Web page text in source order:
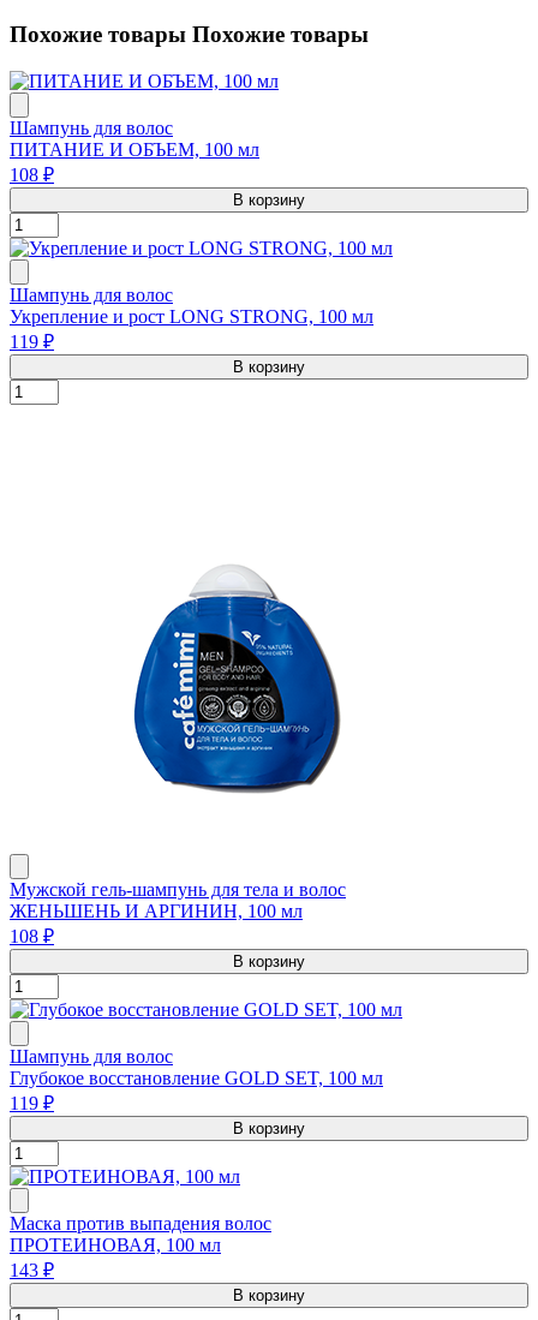
Похожие товары Похожие товары
Шампунь для волос
ПИТАНИЕ И ОБЪЕМ, 100 мл
108 ₽
В корзину
Шампунь для волос
Укрепление и рост LONG STRONG, 100 мл
119 ₽
В корзину
Мужской гель-шампунь для тела и волос
ЖЕНЬШЕНЬ И АРГИНИН, 100 мл
108 ₽
В корзину
Шампунь для волос
Глубокое восстановление GOLD SET, 100 мл
119 ₽
В корзину
Маска против выпадения волос
ПРОТЕИНОВАЯ, 100 мл
143 ₽
В корзину